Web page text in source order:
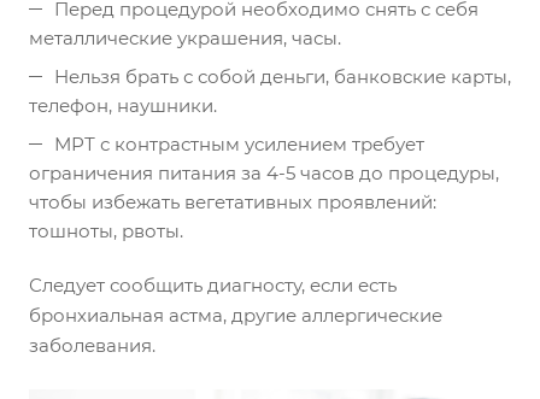
Перед процедурой необходимо снять с себя
металлические украшения, часы.
Нельзя брать с собой деньги, банковские карты,
телефон, наушники.
МРТ с контрастным усилением требует
ограничения питания за 4-5 часов до процедуры,
чтобы избежать вегетативных проявлений:
тошноты, рвоты.
Следует сообщить диагносту, если есть
бронхиальная астма, другие аллергические
заболевания.